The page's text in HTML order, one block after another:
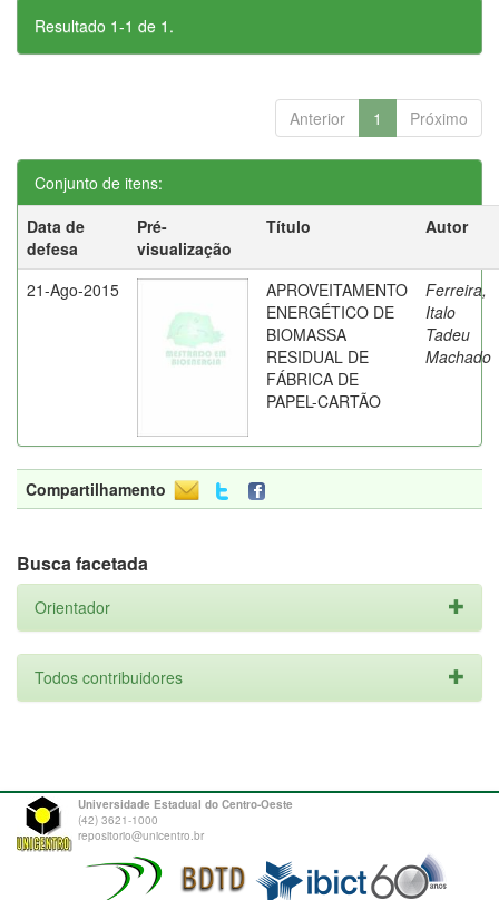
Resultado 1-1 de 1.
Anterior 1 Próximo
Conjunto de itens:
Data de
defesa
Pré-
visualização
Título Autor
21-Ago-2015
APROVEITAMENTO
ENERGÉTICO DE
BIOMASSA
RESIDUAL DE
FÁBRICA DE
PAPEL-CARTÃO
Ferreira,
Italo
Tadeu
Machado
Compartilhamento
Busca facetada
Orientador
Todos contribuidores
Universidade Estadual do Centro-Oeste
(42) 3621-1000
repositorio@unicentro.br